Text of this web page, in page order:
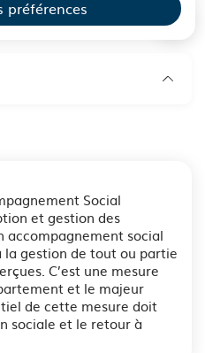
préférences
Social
et gestion des
accompagnement social
gestion de tout ou partie
C’est une mesure
et le majeur
de cette mesure doit
sociale et le retour à